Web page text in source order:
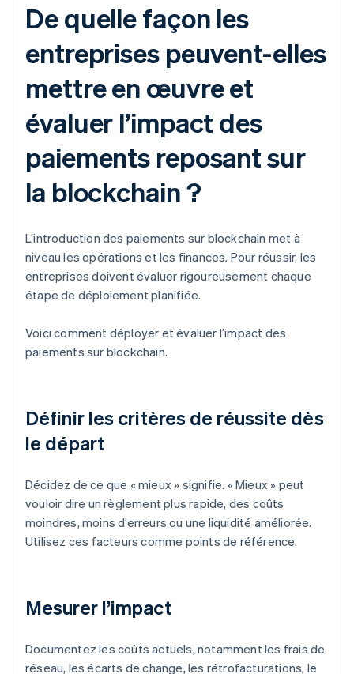
De quelle façon les
entreprises peuvent-elles
mettre en œuvre et
évaluer l’impact des
paiements reposant sur
la blockchain ?
L’introduction des paiements sur blockchain met à
niveau les opérations et les finances. Pour réussir, les
entreprises doivent évaluer rigoureusement chaque
étape de déploiement planifiée.
Voici comment déployer et évaluer l’impact des
paiements sur blockchain.
Définir les critères de réussite dès
le départ
Décidez de ce que « mieux » signifie. « Mieux » peut
vouloir dire un règlement plus rapide, des coûts
moindres, moins d’erreurs ou une liquidité améliorée.
Utilisez ces facteurs comme points de référence.
Mesurer l’impact
Documentez les coûts actuels, notamment les frais de
réseau, les écarts de change, les rétrofacturations, le